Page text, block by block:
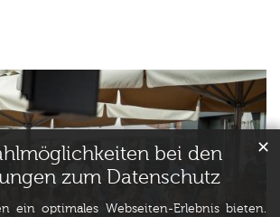
bei den
zum Datenschutz
ein optimales Webseiten-Erlebnis bieten.
✕